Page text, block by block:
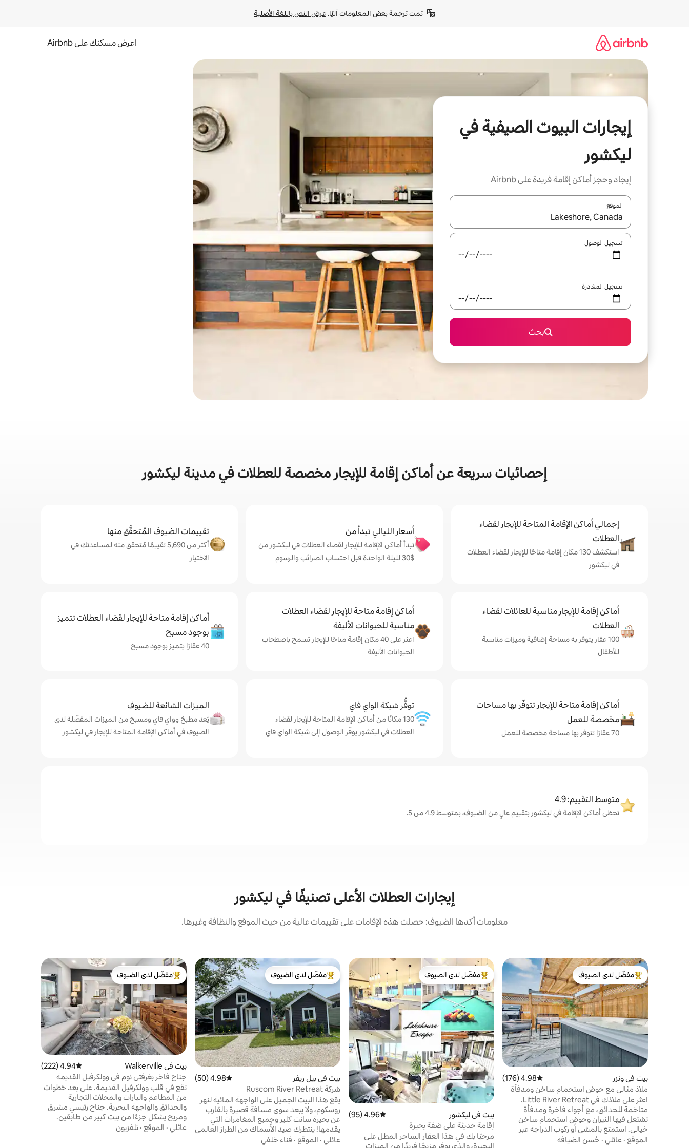
تمت ترجمة بعض المعلومات آليًا. عرض النص باللغة الأصلية
اعرض مسكنك على Airbnb
إيجارات البيوت الصيفية في
ليكشور
إيجاد وحجز أماكن إقامة فريدة على Airbnb
الموقع
عند توفر النتائج، انتقل باستخدام السهمين لأعلى ولأسفل أو استكشف عن طريق اللمس أو السحب.
تسجيل الوصول
تسجيل المغادرة
بحث
إحصائيات سريعة عن أماكن إقامة للإيجار مخصصة للعطلات في مدينة ليكشور
إجمالي أماكن الإقامة المتاحة للإيجار لقضاء
العطلات
استكشف 130 مكان إقامة متاحًا للإيجار لقضاء العطلات
في ليكشور
أسعار الليالي تبدأ من
تبدأ أماكن الإقامة للإيجار لقضاء العطلات في ليكشور من
$‏30 لليلة الواحدة قبل احتساب الضرائب والرسوم
تقييمات الضيوف المُتحقَّق منها
أكثر من 5,690 تقييمًا مُتحقق منه لمساعدتك في
الاختيار
أماكن إقامة للإيجار مناسبة للعائلات لقضاء
العطلات
100 عقار يتوفر به مساحة إضافية وميزات مناسبة
للأطفال
أماكن إقامة متاحة للإيجار لقضاء العطلات
مناسبة للحيوانات الأليفة
اعثر على 40 مكان إقامة متاحًا للإيجار تسمح باصطحاب
الحيوانات الأليفة
أماكن إقامة متاحة للإيجار لقضاء العطلات تتميز
بوجود مسبح
40 عقارًا يتميز بوجود مسبح
أماكن إقامة متاحة للإيجار تتوفّر بها مساحات
مخصصة للعمل
70 عقارًا تتوفر بها مساحة مخصصة للعمل
توفُّر شبكة الواي فاي
130 مكانًا من أماكن الإقامة المتاحة للإيجار لقضاء
العطلات في ليكشور يوفّر الوصول إلى شبكة الواي فاي
الميزات الشائعة للضيوف
يُعد مطبخ وواي فاي ومسبح من الميزات المفضّلة لدى
الضيوف في أماكن الإقامة المتاحة للإيجار في ليكشور
متوسط التقييم: 4.9
تحظى أماكن الإقامة في ليكشور بتقييم عالٍ من الضيوف، بمتوسط 4.9 من 5.
إيجارات العطلات الأعلى تصنيفًا في ليكشور
معلومات أكدها الضيوف: حصلت هذه الإقامات على تقييمات عالية من حيث الموقع والنظافة وغيرها.
من أبرز البيوت المفضّلة لدى الضيوف
مفضّل لدى الضيوف
بيت في ونزر متوسط التقييم 4.98 من 5، 176 مراجعات
4.98 (176)
ملاذ مثالي مع حوض استحمام ساخن ومدفأة
اعثر على ملاذك في Little River Retreat.
متاخمة للحدائق، مع أجواء فاخرة ومدفأة
تشتعل فيها النيران وحوض استحمام ساخن
خيالي. استمتع بالمشي أو ركوب الدراجة عبر
المتنزهات والشواطئ الجميلة، بما في ذلك درب
الموقع · عائلي · حُسن الضيافة
من أبرز البيوت المفضّلة لدى الضيوف
مفضّل لدى الضيوف
بيت في ليكشور متوسط التقييم 4.96 من 5، 95 مراجعات
4.96 (95)
إقامة حديثة على ضفة بحيرة
مرحبًا بك في هذا العقار الساحر المطل على
البحيرة، والذي يوفر مزيجًا فريدًا من الميزات
من أبرز البيوت المفضّلة لدى الضيوف
مفضّل لدى الضيوف
بيت في بيل ريفر متوسط التقييم 4.98 من 5، 50 مراجعات
4.98 (50)
شركة Ruscom River Retreat
يقع هذا البيت الجميل على الواجهة المائية لنهر
روسكوم، ولا يبعد سوى مسافة قصيرة بالقارب
عن بحيرة سانت كلير وجميع المغامرات التي
يقدمها! ينتظرك صيد الأسماك من الطراز العالمي
والشواطئ المنعزلة وغروب الشمس الذي لا
عائلي · الموقع · فناء خلفي
من أبرز البيوت المفضّلة لدى الضيوف
مفضّل لدى الضيوف
بيت في Walkerville متوسط التقييم 4.94 من 5، 222 مراجعات
4.94 (222)
جناح فاخر بغرفتي نوم في وولكرفيل القديمة
الساحرة
تقع في قلب وولكرفيل القديمة. على بعد خطوات
من المطاعم والبارات والمحلات التجارية
والحدائق والواجهة البحرية. جناح رئيسي مشرق
ومريح يشكل جزءًا من بيت كبير من طابقين.
مثالي للزوار الذين يرغبون في الاسترخاء أو
عائلي · الموقع · تلفزيون